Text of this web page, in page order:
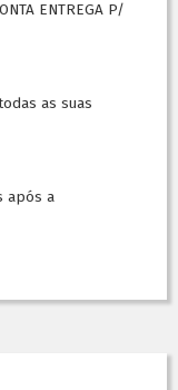
ENTREGA P/
as suas
após a